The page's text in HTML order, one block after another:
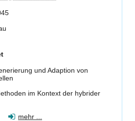
und Adaption von
im Kontext der hybrider
mehr ...